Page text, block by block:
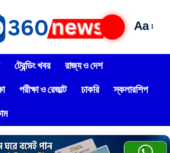
Aa
ট্রেন্ডিং খবর
রাজ্য ও দেশ
পরীক্ষা ও রেজাল্ট চাকরি
স্কলারশিপ